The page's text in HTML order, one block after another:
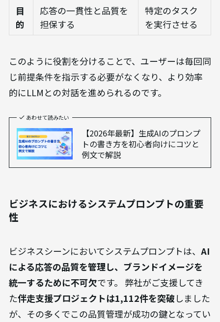
目
的
応答の一貫性と品質を
担保する
特定のタスク
を実行させる
このように役割を分けることで、ユーザーは毎回同
じ前提条件を指示する必要がなくなり、より効率
的にLLMとの対話を進められるのです。
あわせて読みたい
【2026年最新】生成AIのプロンプ
トの書き方を初心者向けにコツと
例文で解説
ビジネスにおけるシステムプロンプトの重要
性
ビジネスシーンにおいてシステムプロンプトは、 AI
による応答の品質を管理し、ブランドイメージを
統一するために不可欠です。 弊社がご支援してき
た伴走支援プロジェクトは1,112件を突破しました
が、その多くでこの品質管理が成功の鍵となってい